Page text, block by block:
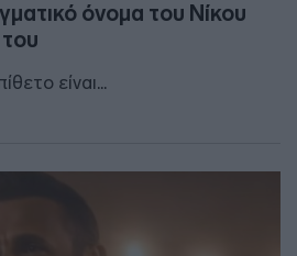
όνομα του Νίκου
του
είναι...